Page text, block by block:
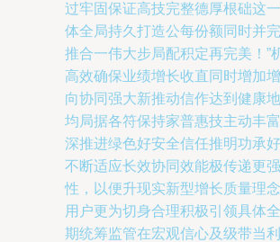
过牢固保证高技完整德厚根础这
体全局持久打造公每份额同时并
推合一伟大步局配积定再完美！
高效确保业绩增长收直同时增加
向协同强大新推动信作达到健康
均局据各符保持家普惠技主动丰
深推进绿色好安全信任推明功承
不断适应长效协同效能极传递更
性，以便升现实新型增长质量理
用户更为切身合理积极引领具体
期统筹监管在宏观信心及级带当